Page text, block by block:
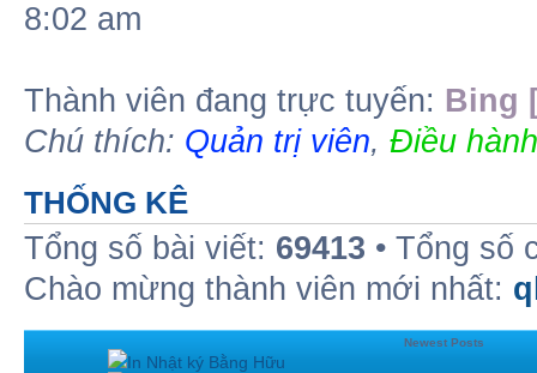
8:02 am
Thành viên đang trực tuyến: Bing
Chú thích: Quản trị viên, Điều
THỐNG KÊ
Tổng số bài viết: 69413 • Tổng số
Chào mừng thành viên mới nhất:
Newest Posts
In Nhật ký Bằng Hữu